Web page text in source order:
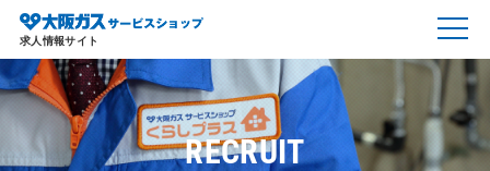
求人情報サイト
RECRUIT